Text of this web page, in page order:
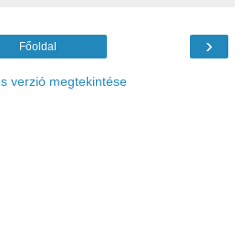
›
Főoldal
verzió megtekintése